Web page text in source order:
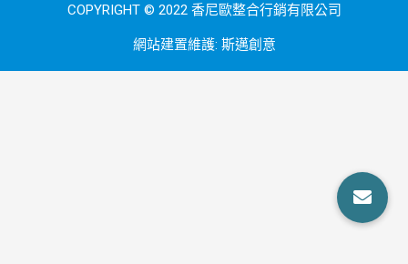
COPYRIGHT © 2022 香尼歐整合行銷有限公司
網站建置維護: 斯邁創意